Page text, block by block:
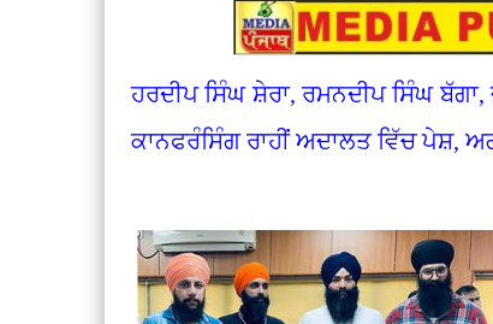
ਹਰਦੀਪ ਸਿੰਘ ਸ਼ੇਰਾ, ਰਮਨਦੀਪ ਸਿੰਘ
ਕਾਨਫਰੰਸਿੰਗ ਰਾਹੀਂ ਅਦਾਲਤ ਵਿੱਚ ਪੇਸ਼,